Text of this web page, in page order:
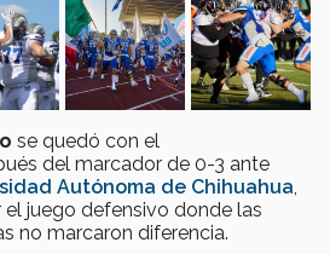
se quedó con el
del marcador de 0-3 ante
Autónoma de Chihuahua
juego defensivo donde las
no marcaron diferencia.